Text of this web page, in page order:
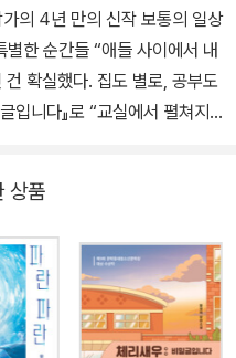
만의 신작 보통의 일상
들 사이에서 내
확실했다. 집도 별로, 공부도
로 돌아왔다. 이번 작품에서도
에 울고 웃는 일상을 꾸밈없는
, 지난 작품들에서 한 발짝 더
지어는 사는 집이 어디인지, 어
알아내서 “숨 쉬듯이 급을 나
상품